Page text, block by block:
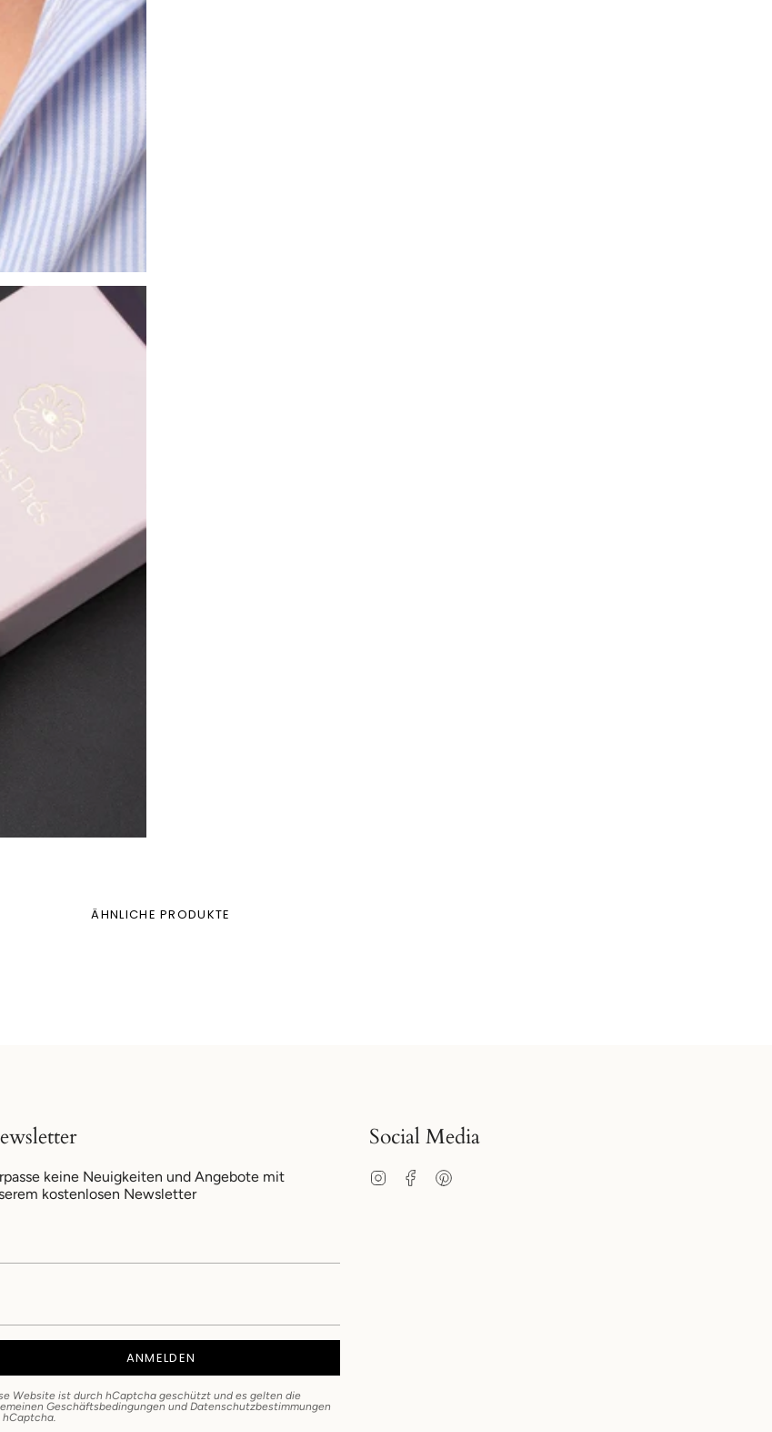
ÄHNLICHE PRODUKTE
keine Neuigkeiten und Angebote mit
kostenlosen Newsletter
ANMELDEN
Website ist durch hCaptcha geschützt und es gelten die
Geschäftsbedingungen undDatenschutzbestimmungen
hCaptcha.
Social Media
InstagramFacebookPinterest